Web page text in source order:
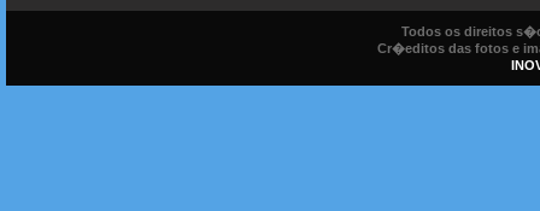
Todos os direitos
Cr�editos das fotos e